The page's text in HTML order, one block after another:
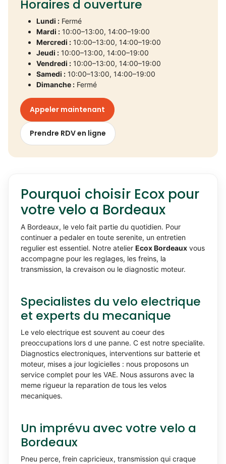
Horaires d ouverture
Lundi : Fermé
Mardi : 10:00–13:00, 14:00–19:00
Mercredi : 10:00–13:00, 14:00–19:00
Jeudi : 10:00–13:00, 14:00–19:00
Vendredi : 10:00–13:00, 14:00–19:00
Samedi : 10:00–13:00, 14:00–19:00
Dimanche : Fermé
Appeler maintenant
Prendre RDV en ligne
Pourquoi choisir Ecox pour
votre velo a Bordeaux
A Bordeaux, le velo fait partie du quotidien. Pour
continuer a pedaler en toute serenite, un entretien
regulier est essentiel. Notre atelier Ecox Bordeaux vous
accompagne pour les reglages, les freins, la
transmission, la crevaison ou le diagnostic moteur.
Specialistes du velo electrique
et experts du mecanique
Le velo electrique est souvent au coeur des
preoccupations lors d une panne. C est notre specialite.
Diagnostics electroniques, interventions sur batterie et
moteur, mises a jour logicielles : nous proposons un
service complet pour les VAE. Nous assurons avec la
meme rigueur la reparation de tous les velos
mecaniques.
Un imprévu avec votre velo a
Bordeaux
Pneu perce, frein capricieux, transmission qui craque